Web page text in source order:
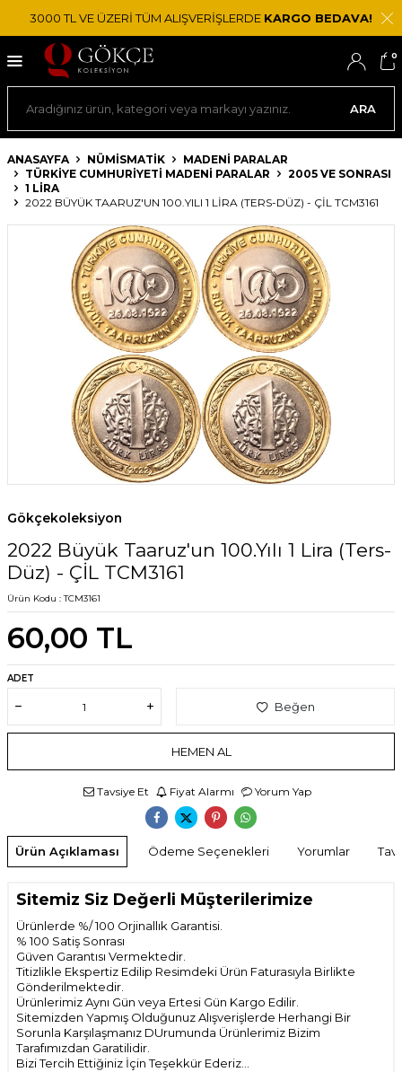
3000 TL VE ÜZERİ TÜM ALIŞVERİŞLERDE KARGO BEDAVA!
ARA
0
ANASAYFA NÜMİSMATİK
MADENI PARALAR
TÜRKIYE CUMHURIYETI MADENI PARALAR
2005 VE SONRASI
1 LIRA
2022 BÜYÜK TAARUZ'UN 100.YILI 1 LIRA (TERS-DÜZ) - ÇİL TCM3161
Gökçekoleksiyon
2022 Büyük Taaruz'un 100.Yılı 1 Lira (Ters-
Düz) - ÇİL TCM3161
Ürün Kodu :TCM3161
60,00 TL
ADET
Beğen
HEMEN AL
Tavsiye Et Fiyat Alarmı Yorum Yap
Ürün Açıklaması Ödeme Seçenekleri Yorumlar
Sitemiz Siz Değerli Müşterilerimize
Ürünlerde %/ 100 Orjinallık Garantisi.
% 100 Satiş Sonrası
Güven Garantısı Vermektedir.
Titizlikle Ekspertiz Edilip Resimdeki Ürün Faturasıyla Birlikte
Gönderilmektedir.
Ürünlerimiz Aynı Gün veya Ertesi Gün Kargo Edilir.
Sitemizden Yapmış Olduğunuz Alışverişlerde Herhangi Bir
Sorunla Karşılaşmanız DUrumunda Ürünlerimiz Bizim
Tarafımızdan Garatilidir.
Bizi Tercih Ettiğiniz İçin Teşekkür Ederiz...